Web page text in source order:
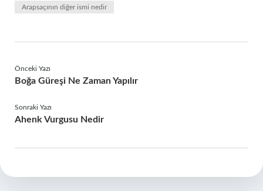
Arapsaçının diğer ismi nedir
Önceki Yazı
Boğa Güreşi Ne Zaman Yapılır
Sonraki Yazı
Ahenk Vurgusu Nedir